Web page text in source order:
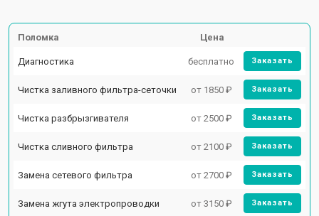
Поломка Цена
Диагностика бесплатно Заказать
Чистка заливного фильтра-сеточки от 1850 ₽ Заказать
Чистка разбрызгивателя от 2500 ₽ Заказать
Чистка сливного фильтра от 2100 ₽ Заказать
Замена сетевого фильтра от 2700 ₽ Заказать
Замена жгута электропроводки от 3150 ₽ Заказать